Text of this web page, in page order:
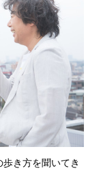
き方を聞いてき